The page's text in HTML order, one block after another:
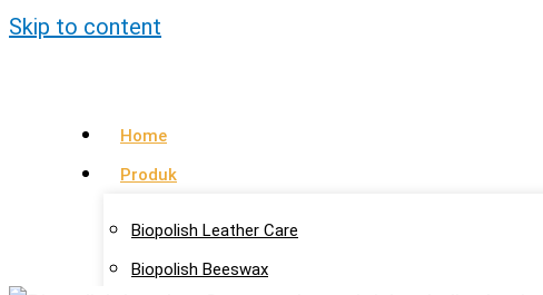
Skip to content
Home
Produk
Biopolish Leather Care
Biopolish Beeswax